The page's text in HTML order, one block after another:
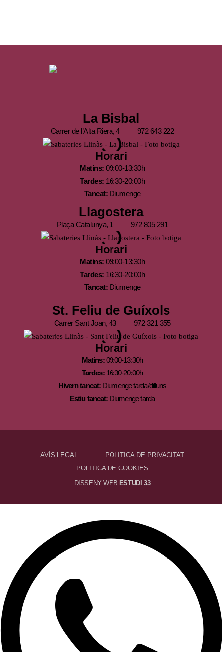
La Bisbal
Carrer de l’Alta Riera, 4 972 643 222
Horari
Matins: 09:00-13:30h
Tardes: 16:30-20:00h
Tancat: Diumenge
Llagostera
Plaça Catalunya, 1 972 805 291
Horari
Matins: 09:00-13:30h
Tardes: 16:30-20:00h
Tancat: Diumenge
St. Feliu de Guíxols
Carrer Sant Joan, 43 972 321 355
Horari
Matins:09:00-13:30h
Tardes:16:30-20:00h
Hivern tancat: Diumenge tarda/dilluns
Estiu tancat: Diumenge tarda
AVÍS LEGAL
POLITICA DE PRIVACITAT
POLITICA DE COOKIES
DISSENY WEB ESTUDI 33